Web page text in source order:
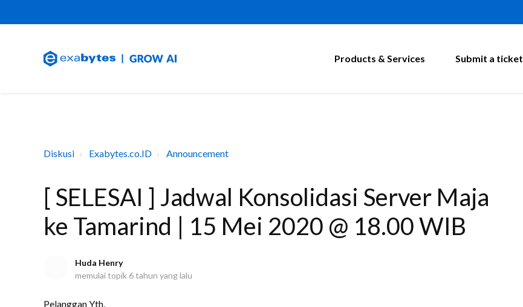
Products & Services Submit a ticket
Diskusi Exabytes.co.ID Announcement
[ SELESAI ] Jadwal Konsolidasi Server Maja
ke Tamarind | 15 Mei 2020 @ 18.00 WIB
Huda Henry
memulai topik 6 tahun yang lalu
Pelanggan Yth,